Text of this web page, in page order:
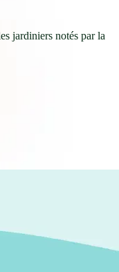
jardiniers notés par la